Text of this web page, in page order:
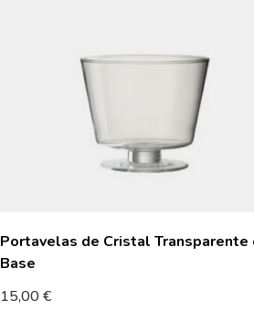
Portavelas de Cristal Transparente
Base
15,00€